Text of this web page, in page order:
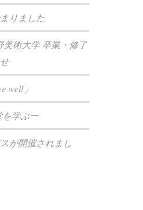
りました
美術大学 卒業・修了
well」
学ぶー
が開催されまし